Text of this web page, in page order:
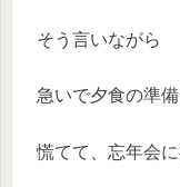
そう言いながら
急いで夕食の準備
慌てて、忘年会に